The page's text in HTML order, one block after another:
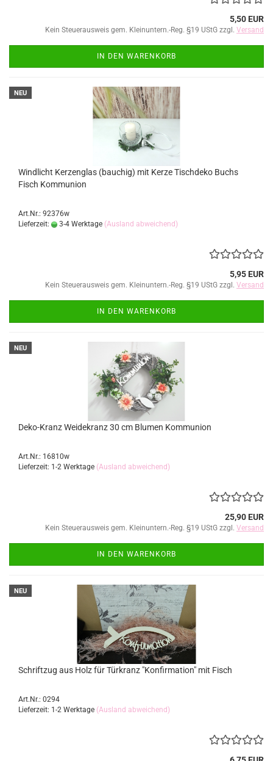
5,50 EUR
Kein Steuerausweis gem. Kleinuntern.-Reg. §19 UStG zzgl. Versand
IN DEN WARENKORB
NEU
Windlicht Kerzenglas (bauchig) mit Kerze Tischdeko Buchs
Fisch Kommunion
Art.Nr.: 92376w
Lieferzeit:
3-4 Werktage (Ausland abweichend)
5,95 EUR
Kein Steuerausweis gem. Kleinuntern.-Reg. §19 UStG zzgl. Versand
IN DEN WARENKORB
NEU
Deko-Kranz Weidekranz 30 cm Blumen Kommunion
Art.Nr.: 16810w
Lieferzeit: 1-2 Werktage (Ausland abweichend)
25,90 EUR
Kein Steuerausweis gem. Kleinuntern.-Reg. §19 UStG zzgl. Versand
IN DEN WARENKORB
NEU
Schriftzug aus Holz für Türkranz "Konfirmation" mit Fisch
Art.Nr.: 0294
Lieferzeit: 1-2 Werktage (Ausland abweichend)